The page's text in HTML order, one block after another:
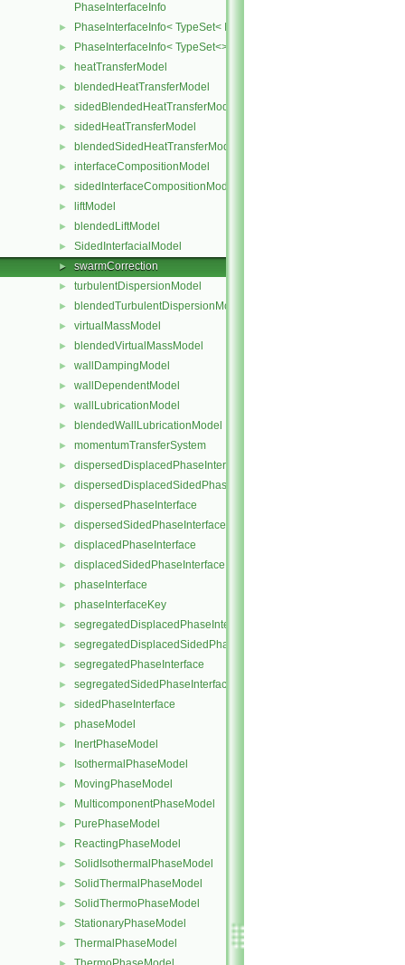
PhaseInterfaceInfo
► PhaseInterfaceInfo< TypeSet< InterfaceType, InterfaceTypes ... > >
► PhaseInterfaceInfo< TypeSet<> >
► heatTransferModel
► blendedHeatTransferModel
► sidedBlendedHeatTransferModel
► sidedHeatTransferModel
► blendedSidedHeatTransferModel
► interfaceCompositionModel
► sidedInterfaceCompositionModel
► liftModel
► blendedLiftModel
► SidedInterfacialModel
► swarmCorrection
► turbulentDispersionModel
► blendedTurbulentDispersionModel
► virtualMassModel
► blendedVirtualMassModel
► wallDampingModel
► wallDependentModel
► wallLubricationModel
► blendedWallLubricationModel
► momentumTransferSystem
► dispersedDisplacedPhaseInterface
► dispersedDisplacedSidedPhaseInterface
► dispersedPhaseInterface
► dispersedSidedPhaseInterface
► displacedPhaseInterface
► displacedSidedPhaseInterface
► phaseInterface
► phaseInterfaceKey
► segregatedDisplacedPhaseInterface
► segregatedDisplacedSidedPhaseInterface
► segregatedPhaseInterface
► segregatedSidedPhaseInterface
► sidedPhaseInterface
► phaseModel
► InertPhaseModel
► IsothermalPhaseModel
► MovingPhaseModel
► MulticomponentPhaseModel
► PurePhaseModel
► ReactingPhaseModel
► SolidIsothermalPhaseModel
► SolidThermalPhaseModel
► SolidThermoPhaseModel
► StationaryPhaseModel
► ThermalPhaseModel